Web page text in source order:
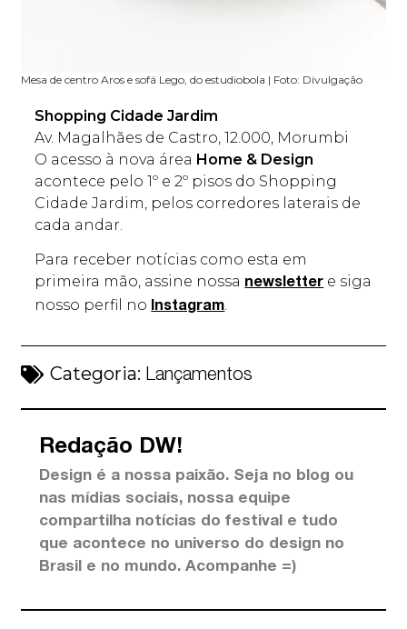
Mesa de centro Aros e sofá Lego, do estudiobola | Foto: Divulgação
Shopping Cidade Jardim
Av. Magalhães de Castro, 12.000, Morumbi
O acesso à nova área Home & Design
acontece pelo 1º e 2º pisos do Shopping
Cidade Jardim, pelos corredores laterais de
cada andar.
Para receber notícias como esta em
primeira mão, assine nossa newsletter e siga
nosso perfil no Instagram.
Categoria: Lançamentos
Redação DW!
Design é a nossa paixão. Seja no blog ou
nas mídias sociais, nossa equipe
compartilha notícias do festival e tudo
que acontece no universo do design no
Brasil e no mundo. Acompanhe =)